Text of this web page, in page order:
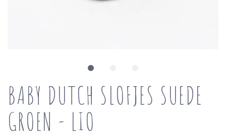
BABY DUTCH SLOFJES SUEDE
GROEN - LIO